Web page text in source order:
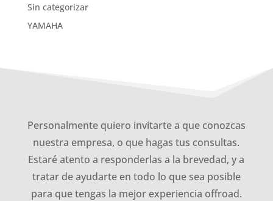
Sin categorizar
YAMAHA
Personalmente quiero invitarte a que conozcas
nuestra empresa, o que hagas tus consultas.
Estaré atento a responderlas a la brevedad, y a
tratar de ayudarte en todo lo que sea posible
para que tengas la mejor experiencia offroad.